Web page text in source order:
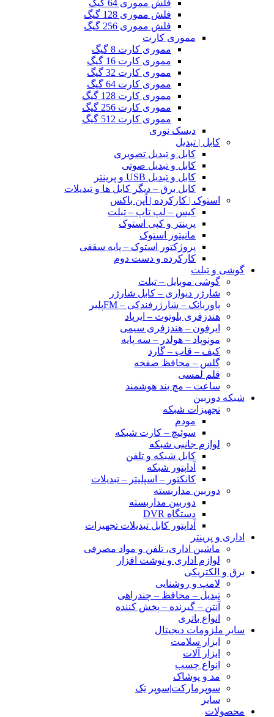
فلش مموری 64 گیگ
فلش مموری 128 گیگ
فلش مموری 256 گیگ
مموری کارت
مموری کارت 8 گیگ
مموری کارت 16 گیگ
مموری کارت 32 گیگ
مموری کارت 64 گیگ
مموری کارت 128 گیگ
مموری کارت 256 گیگ
مموری کارت 512 گیگ
دیسک نوری
کابل | تبدیل
کابل و تبدیل تصویری
کابل و تبدیل صوتی
کابل و تبدیل USB و پرینتر
کابل برق – دیگر کابل ها و تبدیلات
استوک | کارکرده | اُپن باکس
کیس – لپ تاپ – تبلت
پرینتر و کپی استوک
مانیتور استوک
پروژکتور استوک – پایه سقفی
کارکرده و دست دوم
گوشی و تبلت
گوشی موبایل – تبلت
شارژر دیواری – کابل شارژر
پاوربانک – شارژرفندکی – FMپلیر
هندزفری بلوتوث – ایرپاد
ایرفون – هندزفری سیمی
مونوپاد – هولدر – سه پایه
کیف – قاب – گارد
گلس – محافظ صفحه
قلم لمسی
ساعت – مچ بند هوشمند
شبکه دوربین
تجهیزات شبکه
مودم
سوئیچ – کارت شبکه
لوازم جانبی شبکه
کابل شبکه و تلفن
آداپتور شبکه
کانکتور – اسپلیتر – تبدیلات
دوربین مداربسته
دوربین مداربسته
دستگاه DVR
آداپتور کابل تبدیلات تجهیزات
اداری و پرینتر
ماشین اداری، تلفن و مواد مصرفی
لوازم اداری و نوشت افزار
برق و الکتریکی
لامپ و روشنایی
تبدیل – محافظ – چندراهی
آنتن – گیرنده – پخش کننده
انواع باتری
سایر ملزومات دیجیتال
ابزار سلامت
ابزار آلات
انواع چسب
مد و پوشاک
سوپرمارکت|سوپر تِک
سایر
محصولات